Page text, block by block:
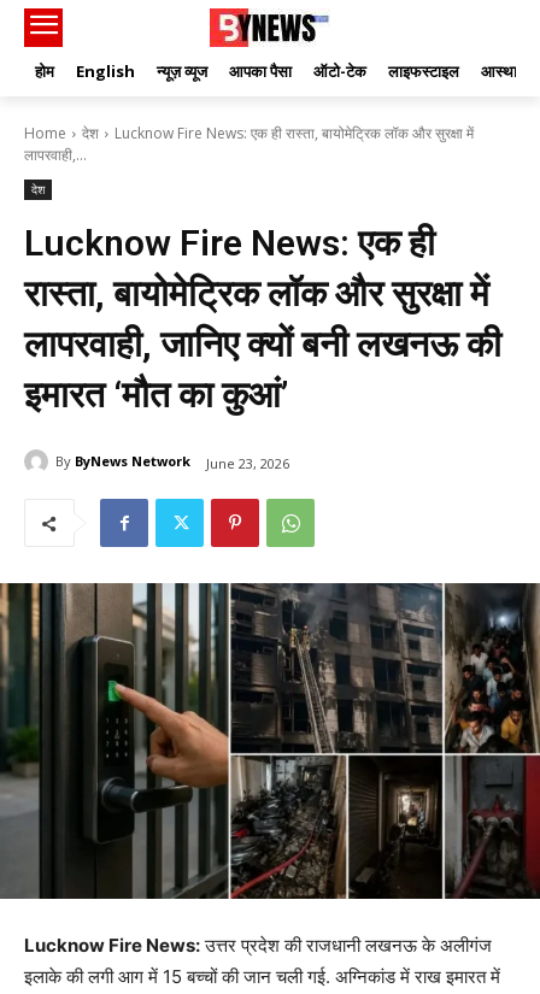
होम English न्यूज़ व्यूज आपका पैसा ऑटो-टेक लाइफस्टाइल आस्था
Home देश
Lucknow Fire News: एक ही रास्ता, बायोमेट्रिक लॉक और सुरक्षा में
लापरवाही,...
देश
Lucknow Fire News: एक ही
रास्ता, बायोमेट्रिक लॉक और सुरक्षा में
लापरवाही, जानिए क्यों बनी लखनऊ की
इमारत ‘मौत का कुआं’
By ByNews Network June 23, 2026
Lucknow Fire News:उत्तर प्रदेश की राजधानी लखनऊ के अलीगंज
इलाके की लगी आग में 15 बच्चों की जान चली गई. अग्निकांड में राख इमारत में